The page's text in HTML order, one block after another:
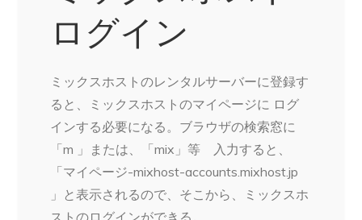
ログイン
ミックスホストのレンタルサーバーに登録す
ると、ミックスホストのマイページに ログ
インする必要になる。ブラウザの検索窓に
「m 」または、「mix」等 入力すると、
「マイページ-mixhost-accounts.mixhost.jp
」と表示されるので、そこから、ミックスホ